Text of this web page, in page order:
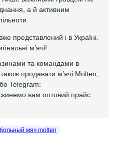
а й активним
представлений і в Україні.
мʼячі!
та командами в
продавати мʼячі Molten,
Telegram:
вам оптовий прайс
мяч molten